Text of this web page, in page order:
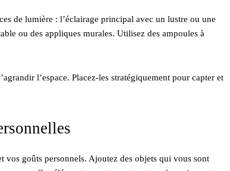
de lumière : l’éclairage principal avec un lustre ou une
ou des appliques murales. Utilisez des ampoules à
l’espace. Placez-les stratégiquement pour capter et
vos goûts personnels. Ajoutez des objets qui vous sont